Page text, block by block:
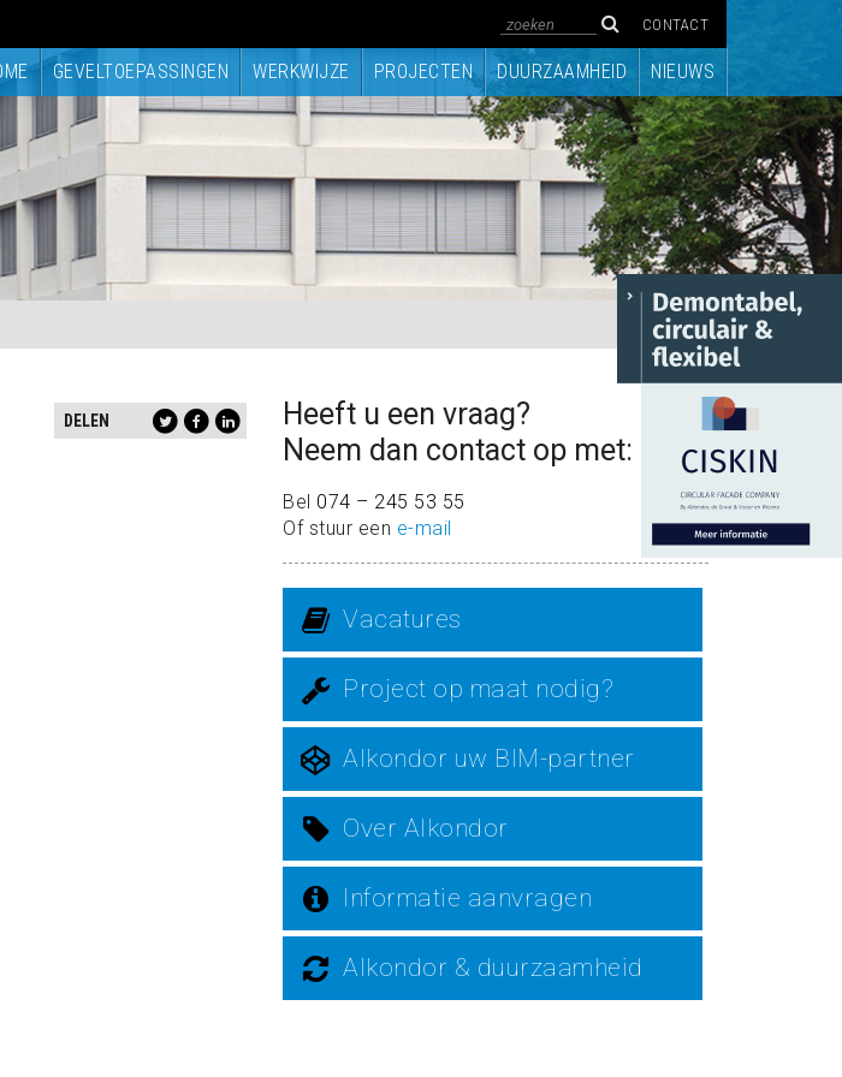
CONTACT
GEVELTOEPASSINGEN WERKWIJZE PROJECTEN DUURZAAMHEID NIEUWS
DELEN
Heeft u een vraag?
Neem dan contact op met:
Bel 074 – 245 53 55
Of stuur een e-mail
Vacatures
Project op maat nodig?
Alkondor uw BIM-partner
Over Alkondor
Informatie aanvragen
Alkondor & duurzaamheid